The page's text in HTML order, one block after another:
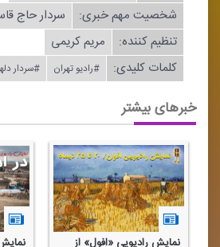
شخصیت مهم خبری:
سردار حاج
تنظیم كننده:
مریم كریمی
کلمات کلیدی:
#رادیو تهران #سردار
خبرهای بیشتر
نمایش رادیویی «افول» از